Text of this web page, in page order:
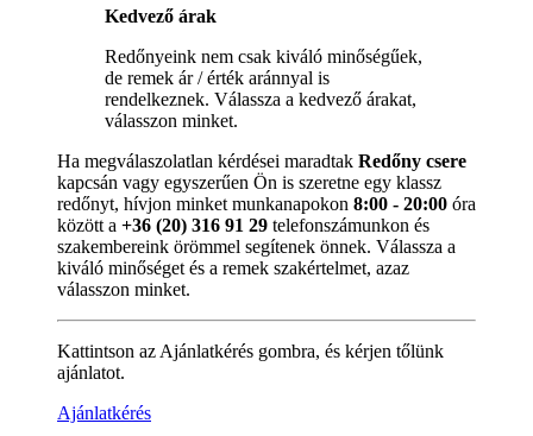
Kedvező árak
Redőnyeink nem csak kiváló minőségűek,
de remek ár / érték aránnyal is
rendelkeznek. Válassza a kedvező árakat,
válasszon minket.
Ha megválaszolatlan kérdései maradtak Redőny csere
kapcsán vagy egyszerűen Ön is szeretne egy klassz
redőnyt, hívjon minket munkanapokon 8:00 - 20:00 óra
között a +36 (20) 316 91 29 telefonszámunkon és
szakembereink örömmel segítenek önnek. Válassza a
kiváló minőséget és a remek szakértelmet, azaz
válasszon minket.
Kattintson az Ajánlatkérés gombra, és kérjen tőlünk
ajánlatot.
Ajánlatkérés